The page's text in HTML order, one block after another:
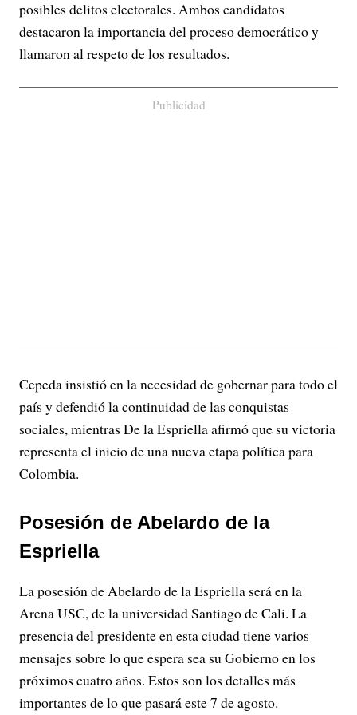
posibles delitos electorales. Ambos candidatos
destacaron la importancia del proceso democrático y
llamaron al respeto de los resultados.
Publicidad
Cepeda insistió en la necesidad de gobernar para todo el
país y defendió la continuidad de las conquistas
sociales, mientras De la Espriella afirmó que su victoria
representa el inicio de una nueva etapa política para
Colombia.
Posesión de Abelardo de la
Espriella
La posesión de Abelardo de la Espriella será en la
Arena USC, de la universidad Santiago de Cali. La
presencia del presidente en esta ciudad tiene varios
mensajes sobre lo que espera sea su Gobierno en los
próximos cuatro años. Estos son los detalles más
importantes de lo que pasará este 7 de agosto.